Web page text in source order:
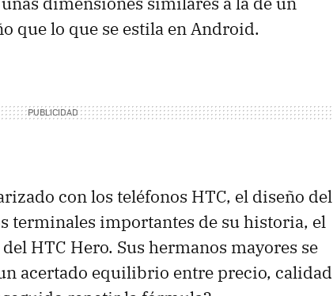
que lo que se estila en Android.
con los teléfonos HTC, el diseño del
terminales importantes de su historia, el
HTC Hero. Sus hermanos mayores se
acertado equilibrio entre precio, calidad